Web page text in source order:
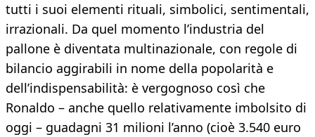
tutti i suoi elementi rituali, simbolici, sentimentali,
irrazionali. Da quel momento l’industria del
pallone è diventata multinazionale, con regole di
bilancio aggirabili in nome della popolarità e
dell’indispensabilità: è vergognoso così che
Ronaldo – anche quello relativamente imbolsito di
oggi – guadagni 31 milioni l’anno (cioè 3.540 euro